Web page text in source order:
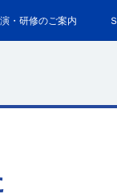
・研修のご案内